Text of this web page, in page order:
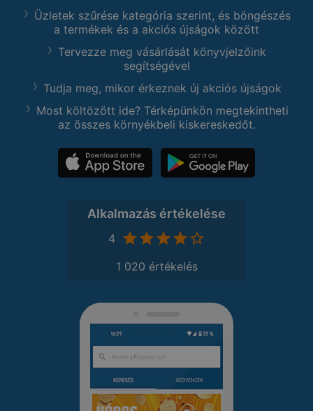
Üzletek szűrése kategória szerint, és böngészés
a termékek és a akciós újságok között
Tervezze meg vásárlását könyvjelzőink
segítségével
Tudja meg, mikor érkeznek új akciós újságok
Most költözött ide? Térképünkön megtekintheti
az összes környékbeli kiskereskedőt.
Alkalmazás értékelése
4
1 020 értékelés